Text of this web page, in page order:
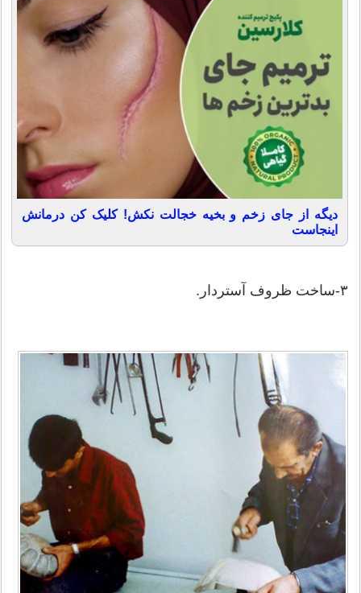
دیگه از جای زخم و بخیه خجالت نکش! کلیک کن درمانش
اینجاست
۳-ساخت ظروف آستردار.